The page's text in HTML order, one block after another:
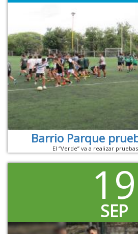
Barrio Parque
El “Verde” va a realizar
19
SEP